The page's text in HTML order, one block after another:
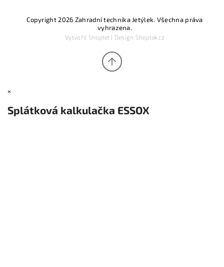
Copyright 2026 Zahradní technika Jetýlek. Všechna práva
vyhrazena.
Vytvořil Shoptet| Design Shoptak.cz
×
Splátková kalkulačka ESSOX